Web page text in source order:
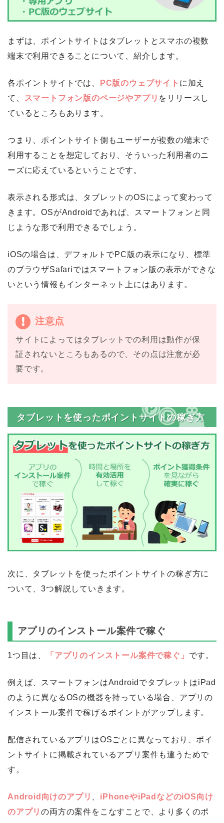
まずは、ポイントサイトはタブレットとスマホの複数
端末で利用できることについて、紹介します。
各ポイントサイトでは、 PC版のウェブサイト に加え
て、
スマートフォン版のページやアプリ をリリースし
ているところもあります。
つまり、ポイントサイト側もユーザーが複数の端末で
利用することを想定しており、そういった利用者のニ
ーズに応えているということです。
表示される形式は、タブレットのOSによって変わって
きます。OSがAndroidであれば、スマートフォンと同
じような形で利用できるでしょう。
iOSの場合は、デフォルトでPC版の表示になり、標準
のブラウザSafariではスマートフォン版の表示ができな
いという情報もインターネット上にはあります。
注意点
サイトによってはタブレットでの利用は動作が保
証されないところもあるので、その点は注意が必
要です。
タブレットを使ったポイントサイトの稼ぎ方
次に、タブレットを使ったポイントサイトの稼ぎ方に
ついて、3つ解説していきます。
アプリのインストール案件で稼ぐ
1つ目は、 「アプリのインストール案件で稼ぐ」 です。
例えば、スマートフォンはAndroidでタブレットはiPad
のように異なるOSの機器を持っている場合、アプリの
インストール案件で稼げるポイントがアップします。
配信されているアプリはOSごとに異なっており、ポイ
ントサイトに掲載されているアプリ案件も違うためで
す。
Android向けのアプリ
iPhoneやiPadなどのiOS向け
のアプリの両方の案件をこなすことで、より多くのポ